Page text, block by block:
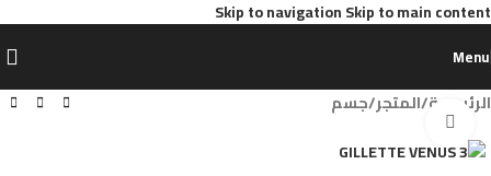
Skip to navigationSkip to main content
Menu
الرئيسية/المتجر/جسم
Click to enlarge